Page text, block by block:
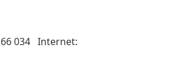
034 Internet: